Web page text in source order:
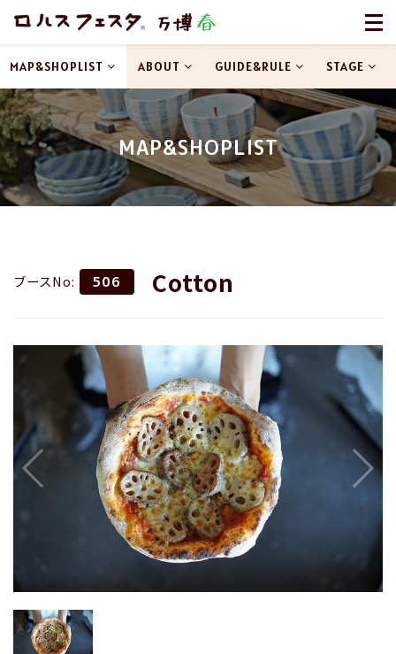
MAP&SHOPLIST
MAP&SHOPLIST ABOUT GUIDE&RULE STAGE
ブースNo: 506 Cotton